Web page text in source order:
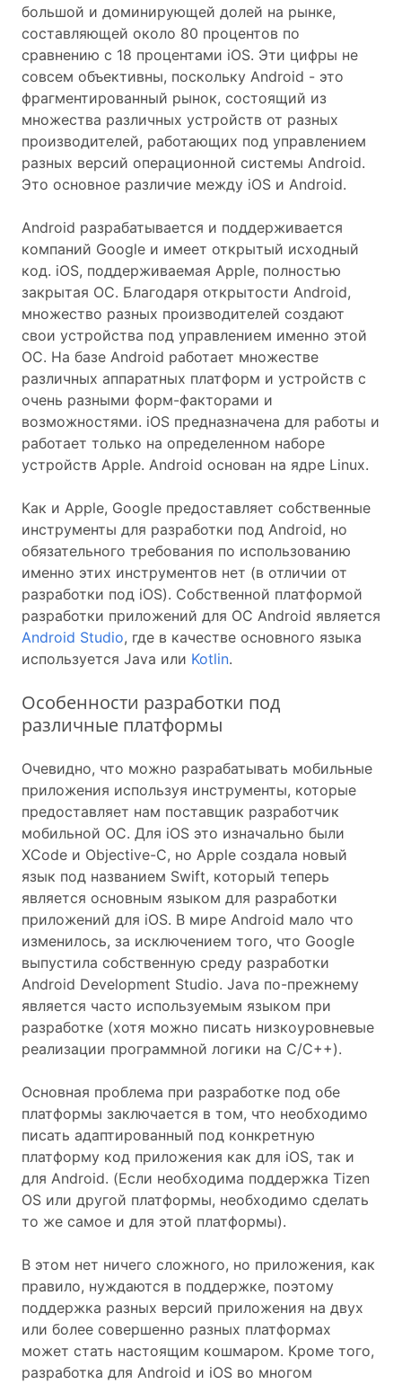
большой и доминирующей долей на рынке,
составляющей около 80 процентов по
сравнению с 18 процентами iOS. Эти цифры не
совсем объективны, поскольку Android - это
фрагментированный рынок, состоящий из
множества различных устройств от разных
производителей, работающих под управлением
разных версий операционной системы Android.
Это основное различие между iOS и Android.
Android разрабатывается и поддерживается
компаний Google и имеет открытый исходный
код. iOS, поддерживаемая Apple, полностью
закрытая ОС. Благодаря открытости Android,
множество разных производителей создают
свои устройства под управлением именно этой
ОС. На базе Android работает множестве
различных аппаратных платформ и устройств с
очень разными форм-факторами и
возможностями. iOS предназначена для работы и
работает только на определенном наборе
устройств Apple. Android основан на ядре Linux.
Как и Apple, Google предоставляет собственные
инструменты для разработки под Android, но
обязательного требования по использованию
именно этих инструментов нет (в отличии от
разработки под iOS). Собственной платформой
разработки приложений для ОС Android является
Android Studio, где в качестве основного языка
используется Java или Kotlin.
Особенности разработки под
различные платформы
Очевидно, что можно разрабатывать мобильные
приложения используя инструменты, которые
предоставляет нам поставщик разработчик
мобильной ОС. Для iOS это изначально были
XCode и Objective-C, но Apple создала новый
язык под названием Swift, который теперь
является основным языком для разработки
приложений для iOS. В мире Android мало что
изменилось, за исключением того, что Google
выпустила собственную среду разработки
Android Development Studio. Java по-прежнему
является часто используемым языком при
разработке (хотя можно писать низкоуровневые
реализации программной логики на C/C++).
Основная проблема при разработке под обе
платформы заключается в том, что необходимо
писать адаптированный под конкретную
платформу код приложения как для iOS, так и
для Android. (Если необходима поддержка Tizen
OS или другой платформы, необходимо сделать
то же самое и для этой платформы).
В этом нет ничего сложного, но приложения, как
правило, нуждаются в поддержке, поэтому
поддержка разных версий приложения на двух
или более совершенно разных платформах
может стать настоящим кошмаром. Кроме того,
разработка для Android и iOS во многом